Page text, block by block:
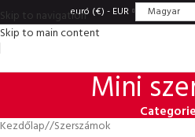
Skip to navigation
Skip to main content
euró (€) - EUR Magyar
Mini
Kezdőlap/ Szerszámok